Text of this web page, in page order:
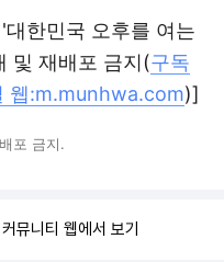
한민국 오후를 여는
및 재배포 금지(구독
웹:m.munhwa.com)]
포 금지.
뮤니티 웹에서 보기